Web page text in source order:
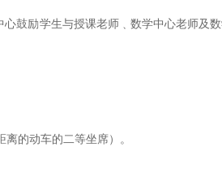
鼓励学生与授课老师﹑数学中心老师及
的动车的二等坐席）。